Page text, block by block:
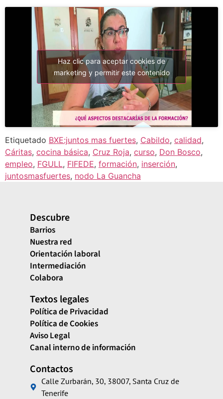
Haz clic para aceptar cookies de
marketing y permitir este contenido
Etiquetado BXE:juntos mas fuertes, Cabildo, calidad,
Cáritas, cocina básica, Cruz Roja, curso, Don Bosco,
empleo, FGULL, FIFEDE, formación, inserción,
juntosmasfuertes, nodo La Guancha
Descubre
Barrios
Nuestra red
Orientación laboral
Intermediación
Colabora
Textos legales
Política de Privacidad
Política de Cookies
Aviso Legal
Canal interno de información
Contactos
Calle Zurbarán, 30, 38007, Santa Cruz de
Tenerife